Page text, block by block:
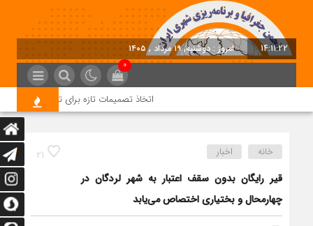
14:11:22 امروز : دوشنبه, ۱۹ مرداد , ۱۴۰۵
0
اتخاذ تصمیمات تازه برای تسریع در روند
21 خانه اخبار
قیر رایگان بدون سقف اعتبار به شهر لردگان در
چهارمحال و بختیاری اختصاص می‌یابد